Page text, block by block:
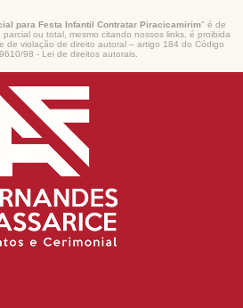
para Festa Infantil Contratar Piracicamirim" é de
ou total, mesmo citando nossos links, é proibida
de violação de direito autoral – artigo 184 do Código
98 - Lei de direitos autorais